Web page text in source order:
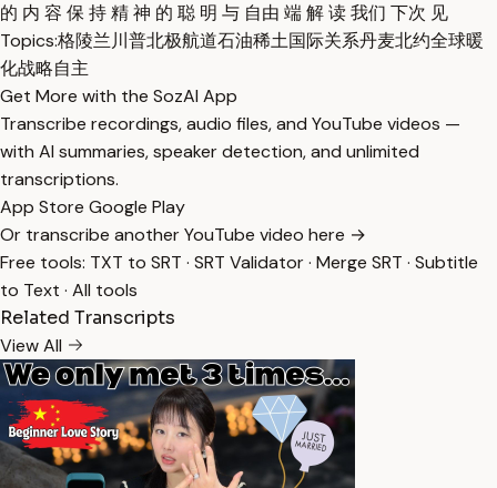
的 内 容 保 持 精 神 的 聪 明 与 自由 端 解 读 我们 下次 见
Topics:格陵兰川普北极航道石油稀土国际关系丹麦北约全球暖
化战略自主
Get More with the SozAI App
Transcribe recordings, audio files, and YouTube videos —
with AI summaries, speaker detection, and unlimited
transcriptions.
App Store Google Play
Or transcribe another YouTube video here →
Free tools: TXT to SRT · SRT Validator· Merge SRT · Subtitle
to Text · All tools
Related Transcripts
View All